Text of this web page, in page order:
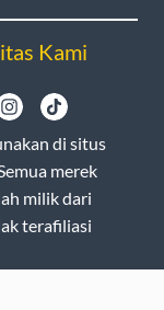
Kami
di situs
merek
milik dari
terafiliasi